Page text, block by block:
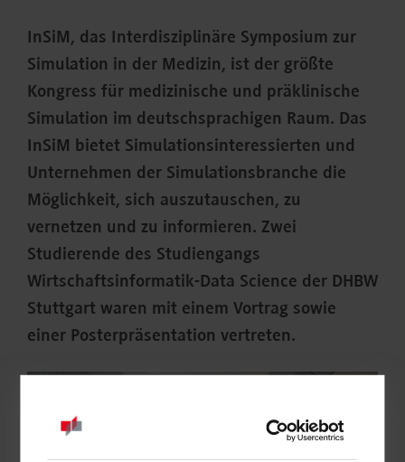
InSiM, das Interdisziplinäre Symposium zur
Simulation in der Medizin, ist der größte
Kongress für medizinische und präklinische
Simulation im deutschsprachigen Raum. Das
InSiM bietet Simulationsinteressierten und
Unternehmen der Simulationsbranche die
Möglichkeit, sich auszutauschen, zu
vernetzen und zu informieren. Zwei
Studierende des Studiengangs
Wirtschaftsinformatik-Data Science der DHBW
Stuttgart waren mit einem Vortrag sowie
einer Posterpräsentation vertreten.